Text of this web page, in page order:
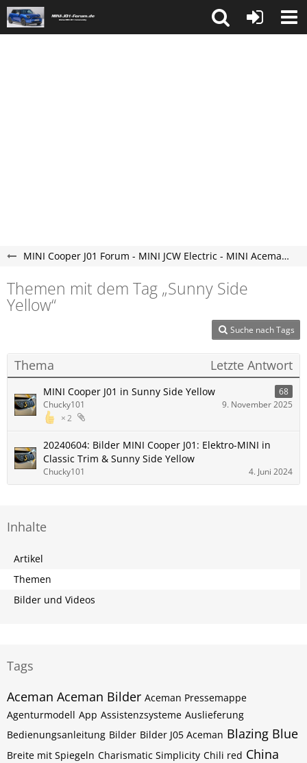
MINI Cooper J01 Forum - MINI JCW Electric - MINI Aceman Elektroauto Forum - neu und vollelektrisch.
Themen mit dem Tag „Sunny Side
Yellow“
Suche nach Tags
Thema Letzte Antwort
MINI Cooper J01 in Sunny Side Yellow 68
2
Chucky101 9. November 2025
20240604: Bilder MINI Cooper J01: Elektro-MINI in
Classic Trim & Sunny Side Yellow
Chucky101 4. Juni 2024
Inhalte
Artikel
Themen
Bilder und Videos
Tags
Aceman Aceman Bilder Aceman Pressemappe
Agenturmodell App Assistenzsysteme Auslieferung
Bedienungsanleitung Bilder Bilder J05 Aceman Blazing Blue
Breite mit Spiegeln Charismatic Simplicity Chili red China